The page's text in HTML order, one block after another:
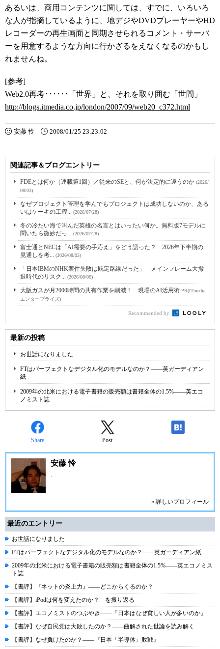
あるいは、商用コンテンツに関しては、すでに、いろいろ
な人が指摘しているように、地デジやDVDプレーヤーやHD
レコーダーの再生画面と同期させられるコメント・サーバ
ーを用意するような方向に行かざるをえなくなるのかもし
れませんね。
[参考]
Web2.0再考･･････「世界」と、それを取り囲む「世間」
http://blogs.itmedia.co.jp/london/2007/09/web20_c372.html
安藤 怜 2008/01/25 23:23:02
関連記事＆ブログエントリー
FDEとは何か（連載第1回）／従来のSEと、何が決定的に違うのか (2026/
08/03)
なぜプロジェクト管理を学んでもプロジェクトは成功しないのか、ある
いはケーキの工程... (2026/07/28)
冬の冷たい海で叫んだ英雄の名言とはいったい何か。無料版7モデルに
聞いたら微妙だっ... (2026/07/28)
富士通とNECは「AI需要の手応え」をどう語った？ 2026年下半期の
見通しを考... (2026/08/03)
「日本IBMのNHK案件失敗は既定路線だった」 メインフレーム大撤
退時代のリスク... (2026/08/06)
大阪ガスが月2000時間の共有作業を削減！ 現場のAI活用術 PR(ITmedia
エンタープライズ)
Recommended by
最新の投稿
お世話になりました
FTはパーフェクトなデジタル化のモデルなのか？――英ガーディアン
紙
2009年の北米における電子書籍の販売額は書籍全体の1.5%――英エコ
ノミスト誌
Share Post -
安藤 怜
.
» 詳しいプロフィール
最近のエントリー
お世話になりました
FTはパーフェクトなデジタル化のモデルなのか？――英ガーディアン紙
2009年の北米における電子書籍の販売額は書籍全体の1.5%――英エコノミス
ト誌
【書評】『ネットの炎上力』――どこからくるのか？
【書評】iPodは何を変えたのか？ を振り返る
【書評】エコノミストのつぶやき――『日本はなぜ貧しい人が多いのか』
【書評】なぜ自民党は大敗したのか？――曲解された世論を読み解く
【書評】なぜ負けたのか？――『日本「半導体」敗戦』